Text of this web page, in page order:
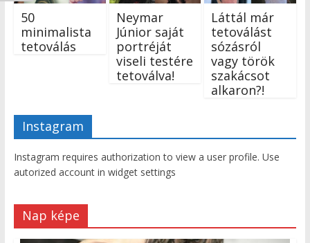
50
minimalista
tetoválás
Neymar
Júnior saját
portréját
viseli testére
tetoválva!
Láttál már
tetoválást
sózásról
vagy török
szakácsot
alkaron?!
Instagram
Instagram requires authorization to view a user profile. Use
autorized account in widget settings
Nap képe